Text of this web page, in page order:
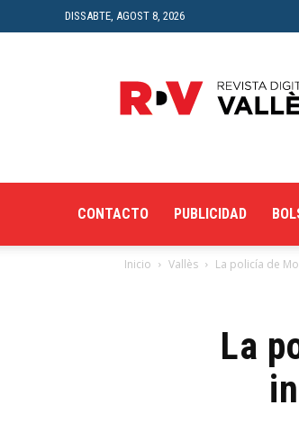
DISSABTE, AGOST 8, 2026
Digital
del
CONTACTO PUBLICIDAD
Inicio Vallès La policía de
La